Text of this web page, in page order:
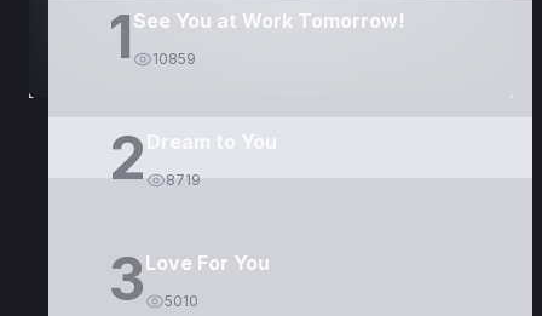
1 See You at Work Tomorrow!
10859
2 Dream to You
8719
3Love For You
5010